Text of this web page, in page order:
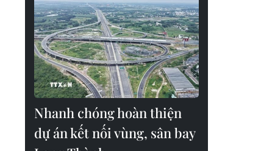
Nhanh chóng hoàn thiện
dự án kết nối vùng, sân bay